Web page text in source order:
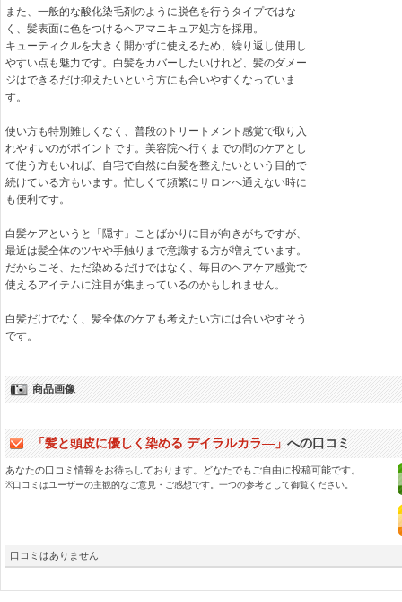
また、一般的な酸化染毛剤のように脱色を行うタイプではな
く、髪表面に色をつけるヘアマニキュア処方を採用。
キューティクルを大きく開かずに使えるため、繰り返し使用し
やすい点も魅力です。白髪をカバーしたいけれど、髪のダメー
ジはできるだけ抑えたいという方にも合いやすくなっていま
す。
使い方も特別難しくなく、普段のトリートメント感覚で取り入
れやすいのがポイントです。美容院へ行くまでの間のケアとし
て使う方もいれば、自宅で自然に白髪を整えたいという目的で
続けている方もいます。忙しくて頻繁にサロンへ通えない時に
も便利です。
白髪ケアというと「隠す」ことばかりに目が向きがちですが、
最近は髪全体のツヤや手触りまで意識する方が増えています。
だからこそ、ただ染めるだけではなく、毎日のヘアケア感覚で
使えるアイテムに注目が集まっているのかもしれません。
白髪だけでなく、髪全体のケアも考えたい方には合いやすそう
です。
商品画像
「髪と頭皮に優しく染める デイラルカラ―」 への口コミ
あなたの口コミ情報をお待ちしております。どなたでもご自由に投稿可能です。
※口コミはユーザーの主観的なご意見・ご感想です。一つの参考として御覧ください。
口コミはありません